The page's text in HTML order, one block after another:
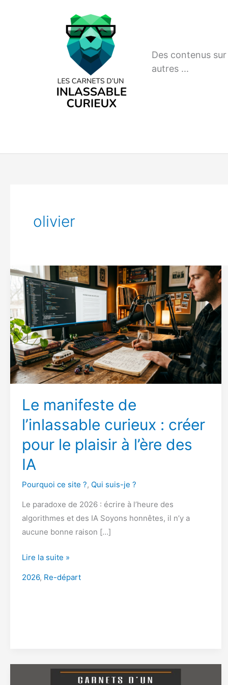
Des contenus
autres ...
olivier
Le manifeste de
l’inlassable curieux : créer
pour le plaisir à l’ère des
IA
Pourquoi ce site ?, Qui suis-je ?
Le paradoxe de 2026 : écrire à l’heure des
algorithmes et des IA Soyons honnêtes, il n’y a
aucune bonne raison […]
Le
le
Lire la suite »
2026, Re-départ